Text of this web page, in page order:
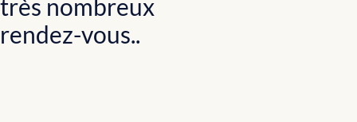
très nombreux
rendez-vous..